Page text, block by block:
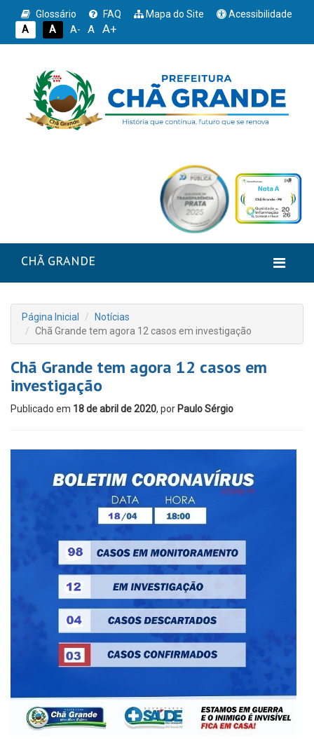
Glossário FAQ Mapa do Site
Acessibilidade
A
A A- A A+
CHÃ GRANDE
Página Inicial
Notícias
Chã Grande tem agora 12 casos em investigação
Chã Grande tem agora 12 casos em
investigação
Publicado em 18 de abril de 2020, por Paulo Sérgio